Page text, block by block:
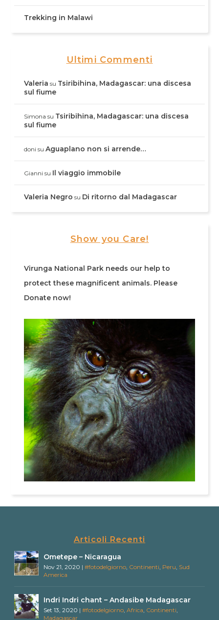
Trekking in Malawi
Ultimi Commenti
Valeria su Tsiribihina, Madagascar: una discesa
sul fiume
Simona su Tsiribihina, Madagascar: una discesa
sul fiume
doni suAguaplano non si arrende…
Gianni su Il viaggio immobile
Valeria Negro su Di ritorno dal Madagascar
Show you Care!
Virunga National Park needs our help to
protect these magnificent animals. Please
Donate now!
Articoli Recenti
Ometepe – Nicaragua
Nov 21, 2020 |#fotodelgiorno, Continenti, Peru, Sud
America
Indri Indri chant – Andasibe Madagascar
Set 13, 2020 |#fotodelgiorno,Africa, Continenti,
Madagascar